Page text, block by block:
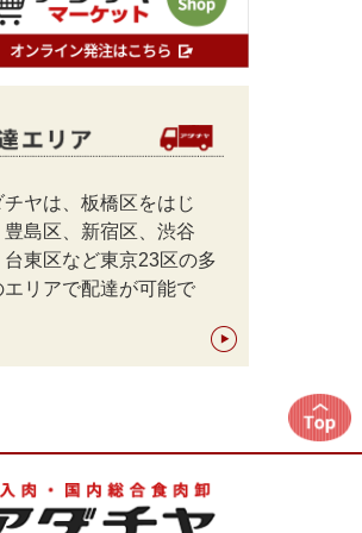
チヤは、板橋区をはじ
豊島区、新宿区、渋谷
台東区など東京23区の多
エリアで配達が可能で